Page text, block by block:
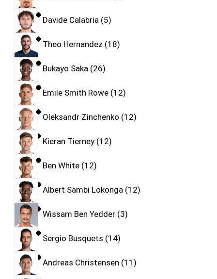
Davide Calabria 5
Theo Hernandez 18
Bukayo Saka 26
Emile Smith Rowe 12
Oleksandr Zinchenko 12
Kieran Tierney 12
Ben White 12
Albert Sambi Lokonga 12
Wissam Ben Yedder 3
Sergio Busquets 14
Andreas Christensen 11